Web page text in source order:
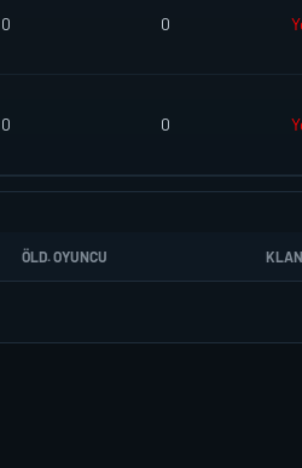
0 0
0 0
ÖLD. OYUNCU KLAN